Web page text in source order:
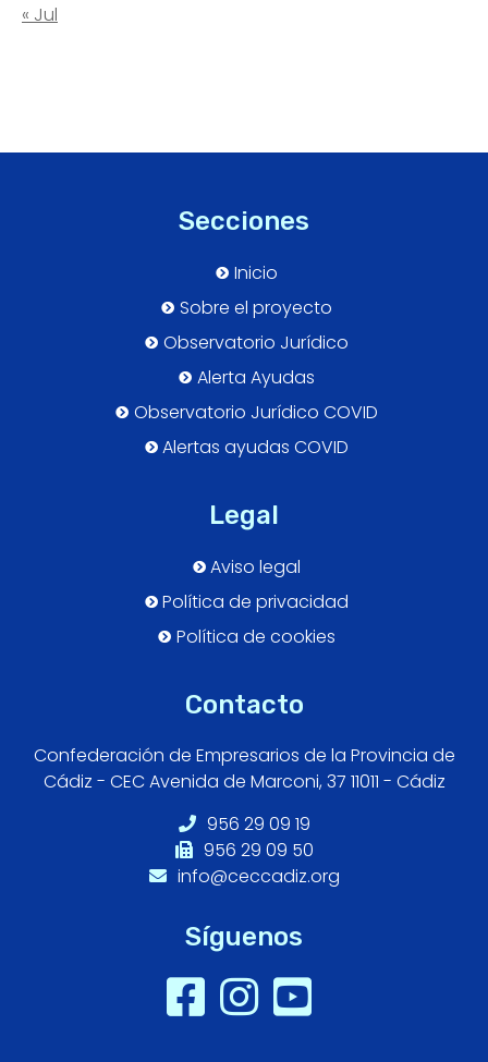
« Jul
Secciones
Inicio
Sobre el proyecto
Observatorio Jurídico
Alerta Ayudas
Observatorio Jurídico COVID
Alertas ayudas COVID
Legal
Aviso legal
Política de privacidad
Política de cookies
Contacto
Confederación de Empresarios de la Provincia de
Cádiz - CEC Avenida de Marconi, 37 11011 - Cádiz
956 29 09 19
956 29 09 50
info@ceccadiz.org
Síguenos